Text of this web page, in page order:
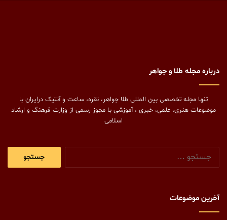
درباره مجله طلا و جواهر
تنها مجله تخصصی بین المللی طلا جواهر، نقره، ساعت و آنتیک درایران با
موضوعات هنری، علمی، خبری ، آموزشی با مجوز رسمی از وزارت فرهنگ و ارشاد
اسلامی
آخرین موضوعات